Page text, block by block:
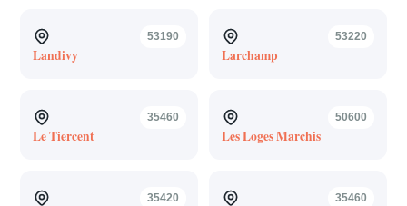
53190
Landivy
53220
Larchamp
35460
Le Tiercent
50600
Les Loges Marchis
35420 35460